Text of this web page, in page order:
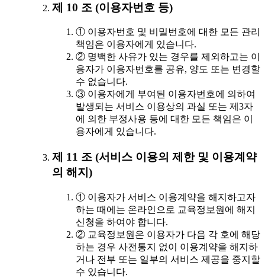
제 10 조 (이용자번호 등)
① 이용자번호 및 비밀번호에 대한 모든 관리
책임은 이용자에게 있습니다.
② 명백한 사유가 있는 경우를 제외하고는 이
용자가 이용자번호를 공유, 양도 또는 변경할
수 없습니다.
③ 이용자에게 부여된 이용자번호에 의하여
발생되는 서비스 이용상의 과실 또는 제3자
에 의한 부정사용 등에 대한 모든 책임은 이
용자에게 있습니다.
제 11 조 (서비스 이용의 제한 및 이용계약
의 해지)
① 이용자가 서비스 이용계약을 해지하고자
하는 때에는 온라인으로 교육정보원에 해지
신청을 하여야 합니다.
② 교육정보원은 이용자가 다음 각 호에 해당
하는 경우 사전통지 없이 이용계약을 해지하
거나 전부 또는 일부의 서비스 제공을 중지할
수 있습니다.